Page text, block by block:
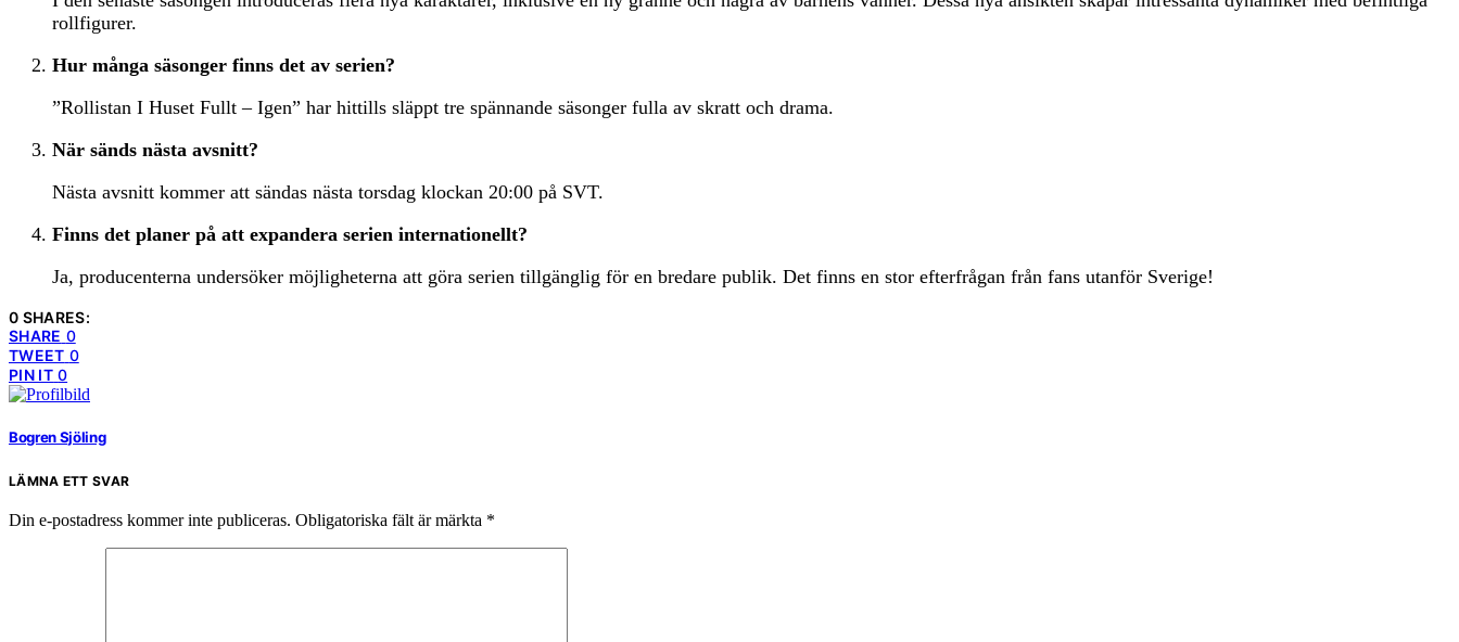
rollfigurer.
Hur många säsonger finns det av serien?
”Rollistan I Huset Fullt – Igen” har hittills släppt tre spännande säsonger fulla av skratt och drama.
När sänds nästa avsnitt?
Nästa avsnitt kommer att sändas nästa torsdag klockan 20:00 på SVT.
Finns det planer på att expandera serien internationellt?
Ja, producenterna undersöker möjligheterna att göra serien tillgänglig för en bredare publik. Det finns en stor efterfrågan från fans utanför Sverige!
0 SHARES:
SHARE 0
TWEET 0
PIN IT 0
Bogren Sjöling
LÄMNA ETT SVAR
Din e-postadress kommer inte publiceras. Obligatoriska fält är märkta *